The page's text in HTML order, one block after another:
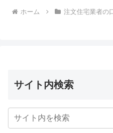
ホーム 注文住宅業者の
サイト内検索